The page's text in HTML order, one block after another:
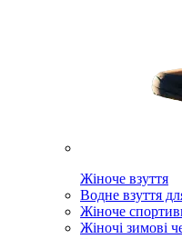
Жіноче взуття
Водне взуття
Жіноче
Жіночі зимові